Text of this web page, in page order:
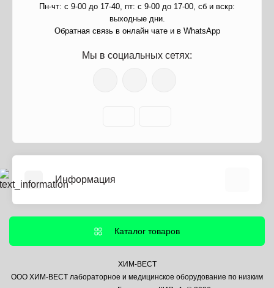
Пн-чт: с 9-00 до 17-40, пт: с 9-00 до 17-00, сб и вскр:
выходные дни.
Обратная связь в онлайн чате и в WhatsApp
Мы в социальных сетях:
Информация
Информация о доставке
Политика безопасности
Контакты
Каталог товаров
ХИМ-ВЕСТ
ООО ХИМ-ВЕСТ лабораторное и медицинское оборудование по низким